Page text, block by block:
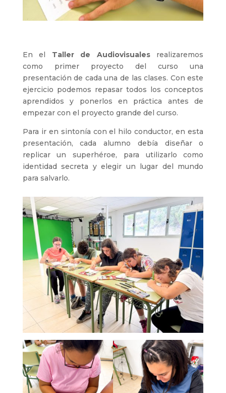
En el Taller de Audiovisualesrealizaremos
como primer proyecto del curso una
presentación de cada una de las clases. Con este
ejercicio podemos repasar todos los conceptos
aprendidos y ponerlos en práctica antes de
empezar con el proyecto grande del curso.
Para ir en sintonía con el hilo conductor, en esta
presentación, cada alumno debía diseñar o
replicar un superhéroe, para utilizarlo como
identidad secreta y elegir un lugar del mundo
para salvarlo.